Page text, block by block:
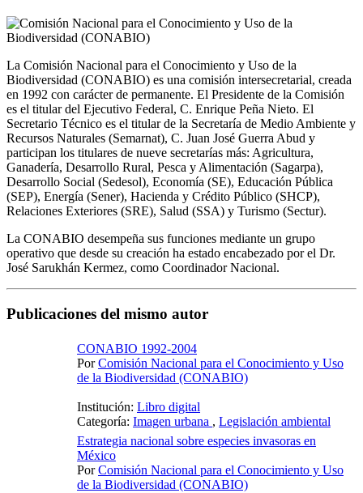
La Comisión Nacional para el Conocimiento y Uso de la
Biodiversidad (CONABIO) es una comisión intersecretarial, creada
en 1992 con carácter de permanente. El Presidente de la Comisión
es el titular del Ejecutivo Federal, C. Enrique Peña Nieto. El
Secretario Técnico es el titular de la Secretaría de Medio Ambiente y
Recursos Naturales (Semarnat), C. Juan José Guerra Abud y
participan los titulares de nueve secretarías más: Agricultura,
Ganadería, Desarrollo Rural, Pesca y Alimentación (Sagarpa),
Desarrollo Social (Sedesol), Economía (SE), Educación Pública
(SEP), Energía (Sener), Hacienda y Crédito Público (SHCP),
Relaciones Exteriores (SRE), Salud (SSA) y Turismo (Sectur).
La CONABIO desempeña sus funciones mediante un grupo
operativo que desde su creación ha estado encabezado por el Dr.
José Sarukhán Kermez, como Coordinador Nacional.
Publicaciones del mismo autor
CONABIO 1992-2004
PorComisión Nacional para el Conocimiento y Uso
de la Biodiversidad (CONABIO)
Institución: Libro digital
Categoría: Imagen urbana , Legislación ambiental
Estrategia nacional sobre especies invasoras en
México
PorComisión Nacional para el Conocimiento y Uso
de la Biodiversidad (CONABIO)